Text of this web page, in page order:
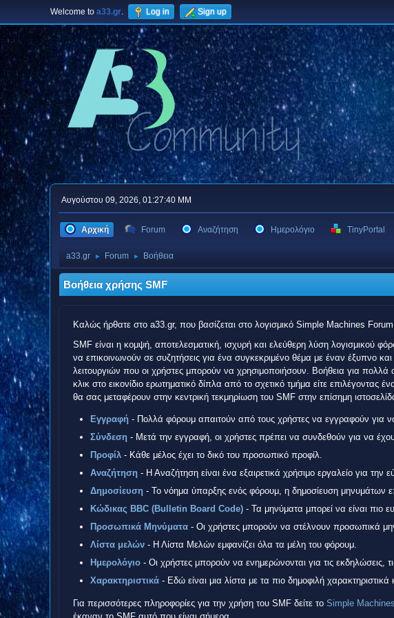
Welcome to a33.gr. Log in Sign up
Αυγούστου 09, 2026, 01:27:40 ΜΜ
Αρχική Forum Αναζήτηση Ημερολόγιο TinyPortal
a33.gr ► Forum ► Βοήθεια
Βοήθεια χρήσης SMF
Καλώς ήρθατε στο a33.gr, που βασίζεται στο λογισμικό Simple Machines
SMF είναι η κομψή, αποτελεσματική, ισχυρή και ελεύθερη λύση λογισμικού
να επικοινωνούν σε συζητήσεις για ένα συγκεκριμένο θέμα με έναν έξυπνο
λειτουργιών που οι χρήστες μπορούν να χρησιμοποιήσουν. Βοήθεια για πολλά
κλικ στο εικονίδιο ερωτηματικό δίπλα από το σχετικό τμήμα είτε
θα σας μεταφέρουν στην κεντρική τεκμηρίωση του SMF στην επίσημη
Εγγραφή - Πολλά φόρουμ απαιτούν από τους χρήστες να εγγραφούν για
Σύνδεση - Μετά την εγγραφή, οι χρήστες πρέπει να συνδεθούν για να
Προφίλ - Κάθε μέλος έχει το δικό του προσωπικό προφίλ.
Αναζήτηση - Η Αναζήτηση είναι ένα εξαιρετικά χρήσιμο εργαλείο για
Δημοσίευση - Το νόημα ύπαρξης ενός φόρουμ, η δημοσίευση μηνυμάτων
Κώδικας BBC (Bulletin Board Code) - Τα μηνύματα μπορεί να είναι πιο
Προσωπικά Μηνύματα - Οι χρήστες μπορούν να στέλνουν προσωπικά
Λίστα μελών - Η Λίστα Μελών εμφανίζει όλα τα μέλη του φόρουμ.
Ημερολόγιο - Οι χρήστες μπορούν να ενημερώνονται για τις εκδηλώσεις,
Χαρακτηριστικά - Εδώ είναι μια λίστα με τα πιο δημοφιλή χαρακτηριστικά
Για περισσότερες πληροφορίες για την χρήση του SMF δείτε το Simple